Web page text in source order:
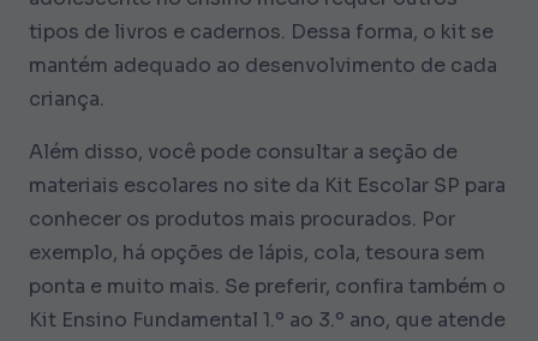
tipos de livros e cadernos. Dessa forma, o kit se
mantém adequado ao desenvolvimento de cada
criança.
Além disso, você pode consultar a seção de
materiais escolares no site da Kit Escolar SP para
conhecer os produtos mais procurados. Por
exemplo, há opções de lápis, cola, tesoura sem
ponta e muito mais. Se preferir, confira também o
Kit Ensino Fundamental 1.º ao 3.º ano, que atende